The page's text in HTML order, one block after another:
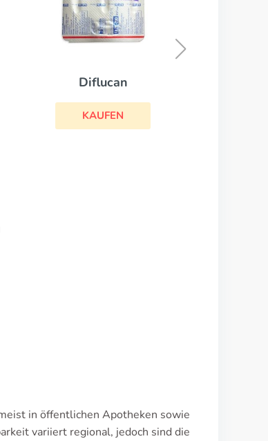
L-thyroxin
in öffentlichen Apotheken sowie
variiert regional, jedoch sind die